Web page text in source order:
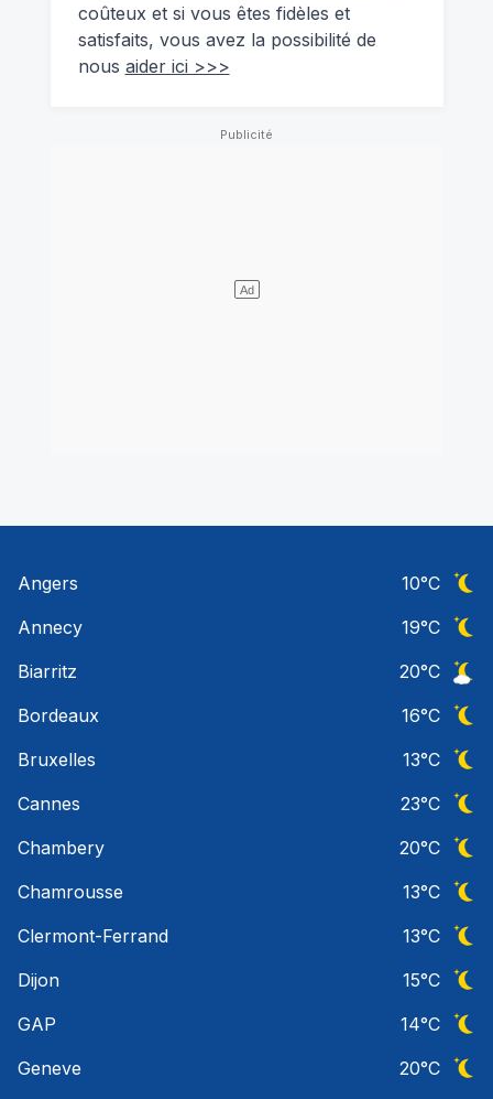
coûteux et si vous êtes fidèles et
satisfaits, vous avez la possibilité de
nous aider ici >>>
Angers 10°C
Annecy
19°C
Biarritz
20°C
Bordeaux
16°C
Bruxelles
13°C
Cannes
23°C
Chambery
20°C
Chamrousse
13°C
Clermont-Ferrand
13°C
Dijon
15°C
GAP
14°C
Geneve
20°C